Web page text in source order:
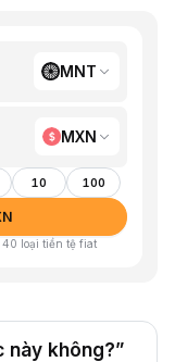
MNT
MXN
10 100
40 loại tiền tệ fiat
này không?”